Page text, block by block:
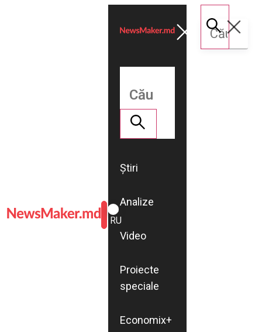
ROMÂNĂ
RU
Știri
Analize
Video
Proiecte
speciale
Economix+